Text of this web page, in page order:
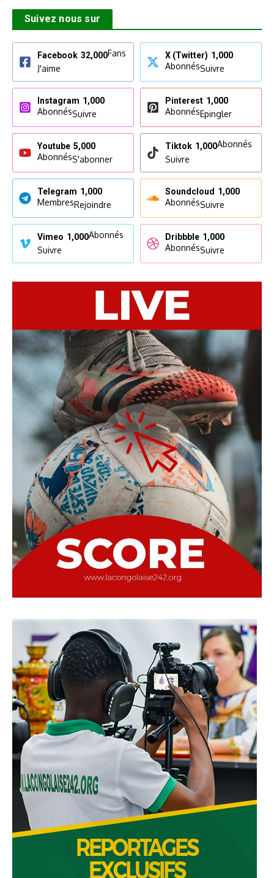
Suivez nous sur
Facebook 32,000Fans
J'aime
X (Twitter) 1,000
AbonnésSuivre
Instagram 1,000
AbonnésSuivre
Pinterest 1,000
AbonnésEpingler
Youtube 5,000
AbonnésS'abonner
Tiktok 1,000Abonnés
Suivre
Telegram 1,000
MembresRejoindre
Soundcloud 1,000
AbonnésSuivre
Vimeo 1,000Abonnés
Suivre
Dribbble 1,000
AbonnésSuivre